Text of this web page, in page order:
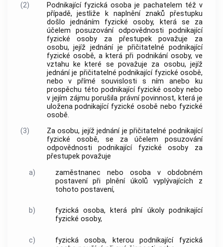
(2)
Podnikající fyzická osoba je pachatelem též v
případě, jestliže k naplnění znaků přestupku
došlo jednáním fyzické osoby, která se za
účelem posuzování odpovědnosti podnikající
fyzické osoby za přestupek považuje za
osobu, jejíž jednání je přičitatelné podnikající
fyzické osobě, a která při podnikání osoby, ve
vztahu ke které se považuje za osobu, jejíž
jednání je přičitatelné podnikající fyzické osobě,
nebo v přímé souvislosti s ním anebo ku
prospěchu této podnikající fyzické osoby nebo
v jejím zájmu porušila právní povinnost, která je
uložena podnikající fyzické osobě nebo fyzické
osobě.
(3)
Za osobu, jejíž jednání je přičitatelné podnikající
fyzické osobě, se za účelem posuzování
odpovědnosti podnikající fyzické osoby za
přestupek považuje
a)
zaměstnanec nebo osoba v obdobném
postavení při plnění úkolů vyplývajících z
tohoto postavení,
b)
fyzická osoba, která plní úkoly podnikající
fyzické osoby,
c)
fyzická osoba, kterou podnikající fyzická